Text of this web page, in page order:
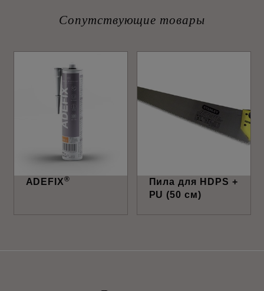
Сопутствующие товары
ADEFIX®
Пила для HDPS +
PU (50 см)